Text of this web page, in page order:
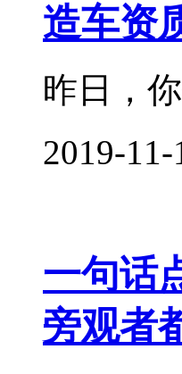
造车资
昨日，
2019-
一句话
旁观者